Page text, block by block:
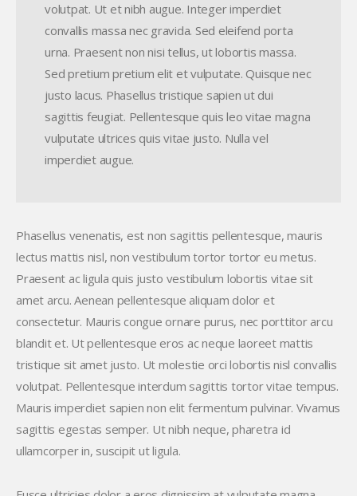
volutpat. Ut et nibh augue. Integer imperdiet
convallis massa nec gravida. Sed eleifend porta
urna. Praesent non nisi tellus, ut lobortis massa.
Sed pretium pretium elit et vulputate. Quisque nec
justo lacus. Phasellus tristique sapien ut dui
sagittis feugiat. Pellentesque quis leo vitae magna
vulputate ultrices quis vitae justo. Nulla vel
imperdiet augue.
Phasellus venenatis, est non sagittis pellentesque, mauris
lectus mattis nisl, non vestibulum tortor tortor eu metus.
Praesent ac ligula quis justo vestibulum lobortis vitae sit
amet arcu. Aenean pellentesque aliquam dolor et
consectetur. Mauris congue ornare purus, nec porttitor arcu
blandit et. Ut pellentesque eros ac neque laoreet mattis
tristique sit amet justo. Ut molestie orci lobortis nisl convallis
volutpat. Pellentesque interdum sagittis tortor vitae tempus.
Mauris imperdiet sapien non elit fermentum pulvinar. Vivamus
sagittis egestas semper. Ut nibh neque, pharetra id
ullamcorper in, suscipit ut ligula.